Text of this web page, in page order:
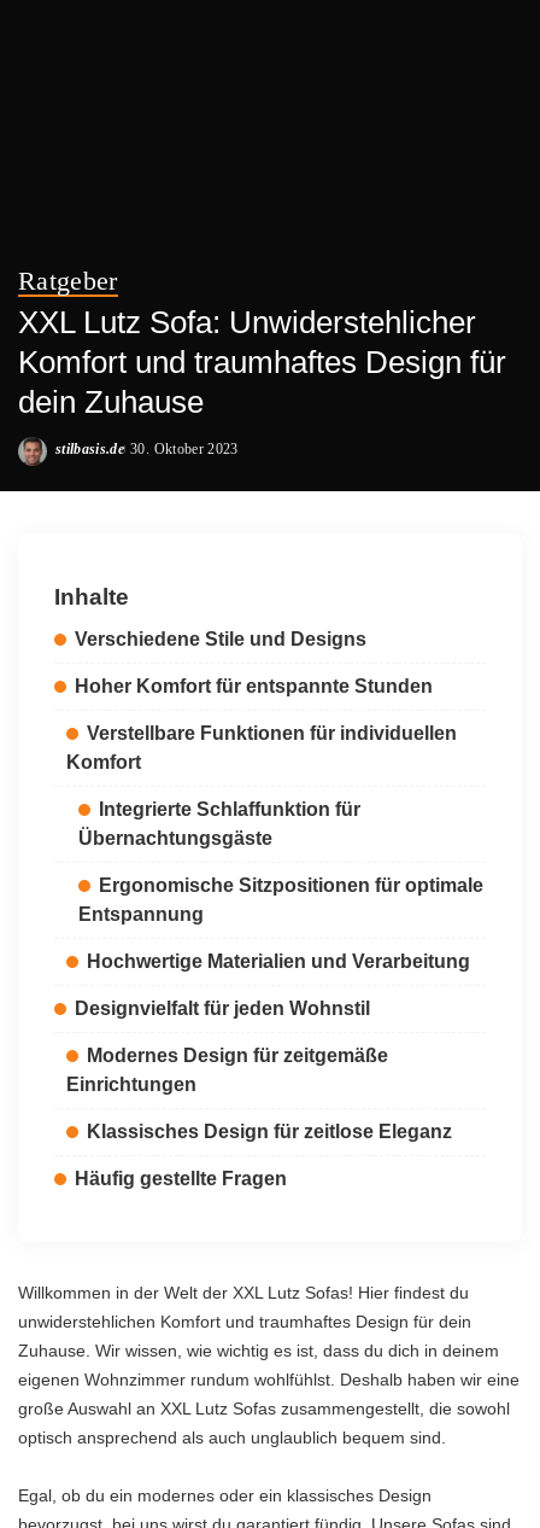
Ratgeber
XXL Lutz Sofa: Unwiderstehlicher
Komfort und traumhaftes Design für
dein Zuhause
Posted
stilbasis.de 30. Oktober 2023
Inhalte
Verschiedene Stile und Designs
Hoher Komfort für entspannte Stunden
Verstellbare Funktionen für individuellen
Komfort
Integrierte Schlaffunktion für
Übernachtungsgäste
Ergonomische Sitzpositionen für optimale
Entspannung
Hochwertige Materialien und Verarbeitung
Designvielfalt für jeden Wohnstil
Modernes Design für zeitgemäße
Einrichtungen
Klassisches Design für zeitlose Eleganz
Häufig gestellte Fragen
Willkommen in der Welt der XXL Lutz Sofas! Hier findest du
unwiderstehlichen Komfort und traumhaftes Design für dein
Zuhause. Wir wissen, wie wichtig es ist, dass du dich in deinem
eigenen Wohnzimmer rundum wohlfühlst. Deshalb haben wir eine
große Auswahl an XXL Lutz Sofas zusammengestellt, die sowohl
optisch ansprechend als auch unglaublich bequem sind.
Egal, ob du ein modernes oder ein klassisches Design
bevorzugst, bei uns wirst du garantiert fündig. Unsere Sofas sind